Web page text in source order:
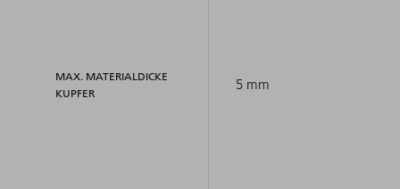
MAX. MATERIALDICKE
KUPFER
5 mm